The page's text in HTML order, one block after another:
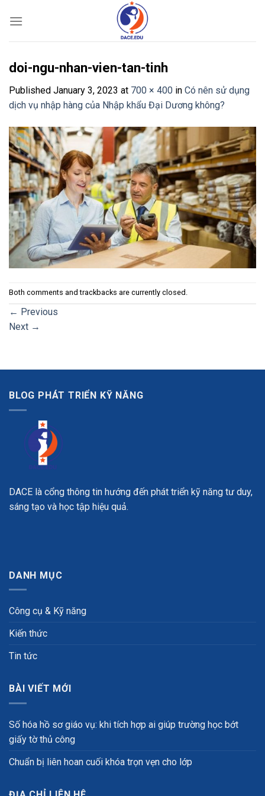
doi-ngu-nhan-vien-tan-tinh
Published January 3, 2023 at 700 × 400 in Có nên sử dụng
dịch vụ nhập hàng của Nhập khẩu Đại Dương không?
Both comments and trackbacks are currently closed.
← Previous
Next →
BLOG PHÁT TRIỂN KỸ NĂNG
DACE là cổng thông tin hướng đến phát triển kỹ năng tư duy,
sáng tạo và học tập hiệu quả.
DANH MỤC
Công cụ & Kỹ năng
Kiến thức
Tin tức
BÀI VIẾT MỚI
Số hóa hồ sơ giáo vụ: khi tích hợp ai giúp trường học bớt
giấy tờ thủ công
Chuẩn bị liên hoan cuối khóa trọn vẹn cho lớp